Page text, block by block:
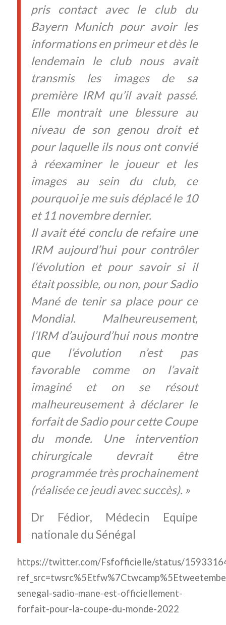
pris contact avec le club du
Bayern Munich pour avoir les
informations en primeur et dès le
lendemain le club nous avait
transmis les images de sa
première IRM qu’il avait passé.
Elle montrait une blessure au
niveau de son genou droit et
pour laquelle ils nous ont convié
à réexaminer le joueur et les
images au sein du club, ce
pourquoi je me suis déplacé le 10
et 11 novembre dernier.
Il avait été conclu de refaire une
IRM aujourd’hui pour contrôler
l’évolution et pour savoir si il
était possible, ou non, pour Sadio
Mané de tenir sa place pour ce
Mondial. Malheureusement,
l’IRM d’aujourd’hui nous montre
que l’évolution n’est pas
favorable comme on l’avait
imaginé et on se résout
malheureusement à déclarer le
forfait de Sadio pour cette Coupe
du monde. Une intervention
chirurgicale devrait être
programmée très prochainement
(réalisée ce jeudi avec succès). »
Dr Fédior, Médecin Equipe
nationale du Sénégal
https://twitter.com/Fsfofficielle/status/
senegal-sadio-mane-est-officiellement-
forfait-pour-la-coupe-du-monde-2022